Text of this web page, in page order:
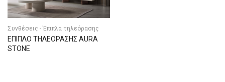
Συνθέσεις - Έπιπλα τηλεόρασης
ΕΠΙΠΛΟ ΤΗΛΕΟΡΑΣΗΣ AURA
STONE